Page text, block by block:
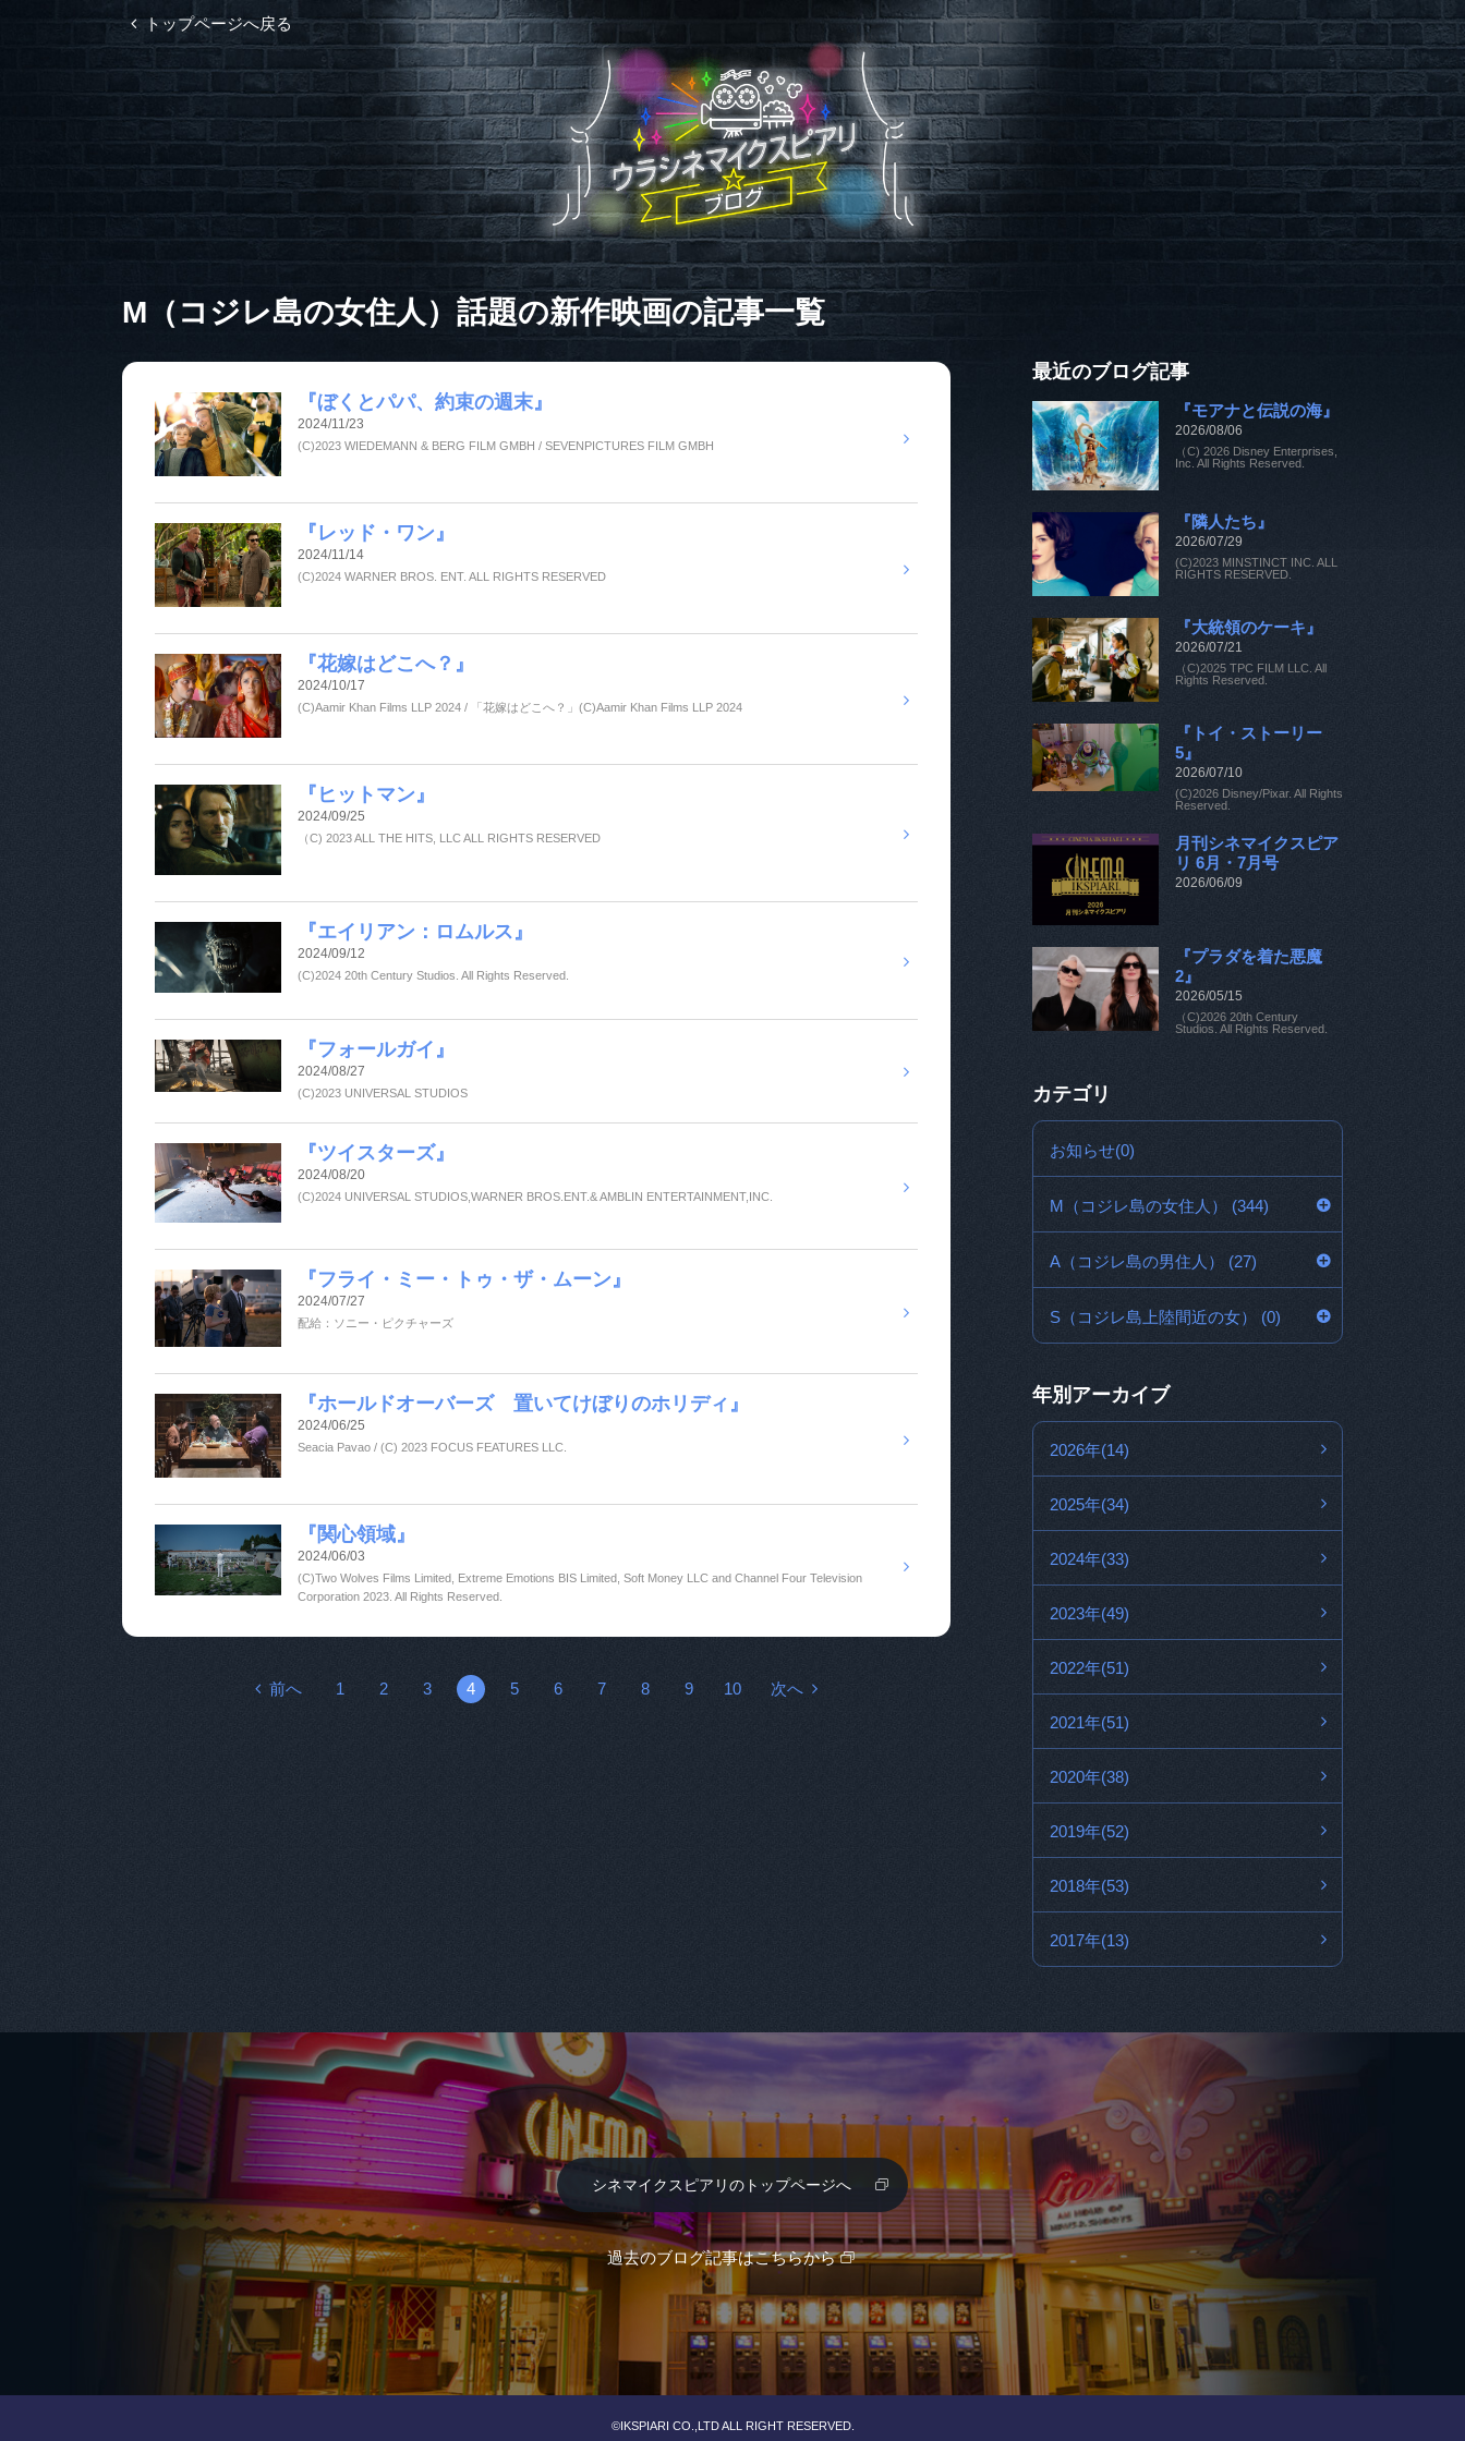
トップページへ戻る
M（コジレ島の女住人）話題の新作映画の記事一覧
『ぼくとパパ、約束の週末』
2024/11/23
(C)2023 WIEDEMANN & BERG FILM GMBH / SEVENPICTURES FILM GMBH
『レッド・ワン』
2024/11/14
(C)2024 WARNER BROS. ENT. ALL RIGHTS RESERVED
『花嫁はどこへ？』
2024/10/17
(C)Aamir Khan Films LLP 2024 / 「花嫁はどこへ？」(C)Aamir Khan Films LLP 2024
『ヒットマン』
2024/09/25
（C) 2023 ALL THE HITS, LLC ALL RIGHTS RESERVED
『エイリアン：ロムルス』
2024/09/12
(C)2024 20th Century Studios. All Rights Reserved.
『フォールガイ』
2024/08/27
(C)2023 UNIVERSAL STUDIOS
『ツイスターズ』
2024/08/20
(C)2024 UNIVERSAL STUDIOS,WARNER BROS.ENT.& AMBLIN ENTERTAINMENT,INC.
『フライ・ミー・トゥ・ザ・ムーン』
2024/07/27
配給：ソニー・ピクチャーズ
『ホールドオーバーズ 置いてけぼりのホリディ』
2024/06/25
Seacia Pavao / (C) 2023 FOCUS FEATURES LLC.
『関心領域』
2024/06/03
(C)Two Wolves Films Limited, Extreme Emotions BIS Limited, Soft Money LLC and Channel Four Television
Corporation 2023. All Rights Reserved.
前へ 1 2 3 4 5 6 7 8 9 10 次へ
最近のブログ記事
『モアナと伝説の海』
2026/08/06
（C) 2026 Disney Enterprises,
Inc. All Rights Reserved.
『隣人たち』
2026/07/29
(C)2023 MINSTINCT INC. ALL
RIGHTS RESERVED.
『大統領のケーキ』
2026/07/21
（C)2025 TPC FILM LLC. All
Rights Reserved.
『トイ・ストーリー
5』
2026/07/10
(C)2026 Disney/Pixar. All Rights
Reserved.
月刊シネマイクスピア
リ 6月・7月号
2026/06/09
『プラダを着た悪魔
2』
2026/05/15
（C)2026 20th Century
Studios. All Rights Reserved.
カテゴリ
お知らせ(0)
M（コジレ島の女住人） (344)
A（コジレ島の男住人） (27)
S（コジレ島上陸間近の女） (0)
年別アーカイブ
2026年(14)
2025年(34)
2024年(33)
2023年(49)
2022年(51)
2021年(51)
2020年(38)
2019年(52)
2018年(53)
2017年(13)
シネマイクスピアリのトップページへ
過去のブログ記事はこちらから
©IKSPIARI CO.,LTD ALL RIGHT RESERVED.